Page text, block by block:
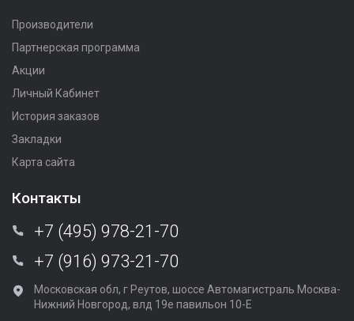
Производители
Партнерская программа
Акции
Личный Кабинет
История заказов
Закладки
Карта сайта
Контакты
+7 (495) 978-21-70
+7 (916) 973-21-70
Московская обл, г Реутов, шоссе Автомагистраль Москва-
Нижний Новгород, влд 19е павильон 10-Е